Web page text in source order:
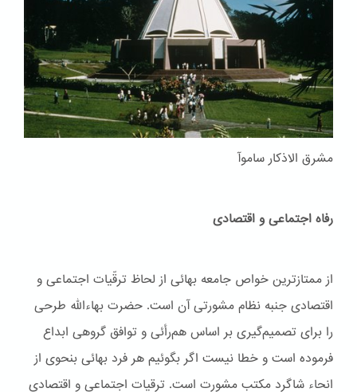
مشرق الاذکار ساموآ
رفاه اجتماعی و اقتصادی
از ممتازترین خواص جامعه بهائی از لحاظ ترقّیات اجتماعی و
اقتصادی جنبه نظام مشورتی آن است. حضرت بهاءاللّه طرحی
را برای تصمیم‌گیری بر اساس هم‌رأئی و توافق گروهی ابداع
فرموده است و خطا نیست اگر بگوئیم هر فرد بهائی بنحوی از
انحاء شاگرد مکتب مشورت است. ترقیات اجتماعی و اقتصادی